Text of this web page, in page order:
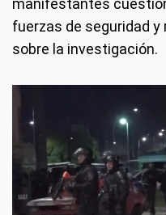
manifestantes
fuerzas de seguridad
sobre la investigación.